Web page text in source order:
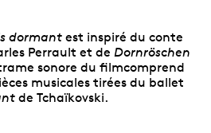
dormant est inspiré du conte
Perrault et de Dornröschen
sonore du filmcomprend
musicales tirées du ballet
de Tchaïkovski.